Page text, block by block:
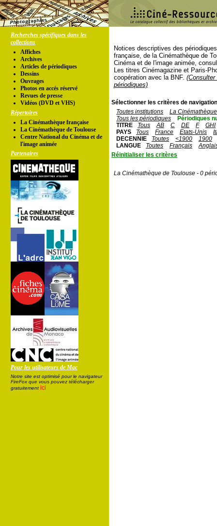
Recherches spécifiques dans les
collections
Affiches
Archives
Articles de périodiques
Dessins
Ouvrages
Photos en accés réservé
Revues de presse
Vidéos (DVD et VHS)
Répertoires
La Cinémathèque française
La Cinémathèque de Toulouse
Centre National du Cinéma et de
l'image animée
Partenaires
Pour les utilisateurs de Mac
Notre site est optimisé pour le navigateur
FireFox que vous pouvez télécharger
gratuitement ici
Notices descriptives des
française, de la Cinémathèque de
Cinéma et de l'image animée,
Les titres Cinémagazine et Paris-
coopération avec la BNF.
périodiques)
Sélectionner les critères de
Toutes institutions
La
Tous les périodiques
Périodiques
TITRE
Tous AB C DE F
GHI
PAYS
Tous France Etats-Unis
DECENNIE
Toutes <1900
1900
LANGUE
Toutes Français
Réinitialiser les critères
La Cinémathèque de Toulouse - 0